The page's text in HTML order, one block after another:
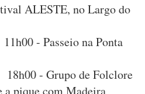
ALESTE, no Largo do
na Ponta
de Folclore
a pique com Madeira